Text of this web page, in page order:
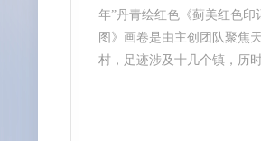
年”丹青绘红色《蓟美红色
图》画卷是由主创团队聚焦
村，足迹涉及十几个镇，历